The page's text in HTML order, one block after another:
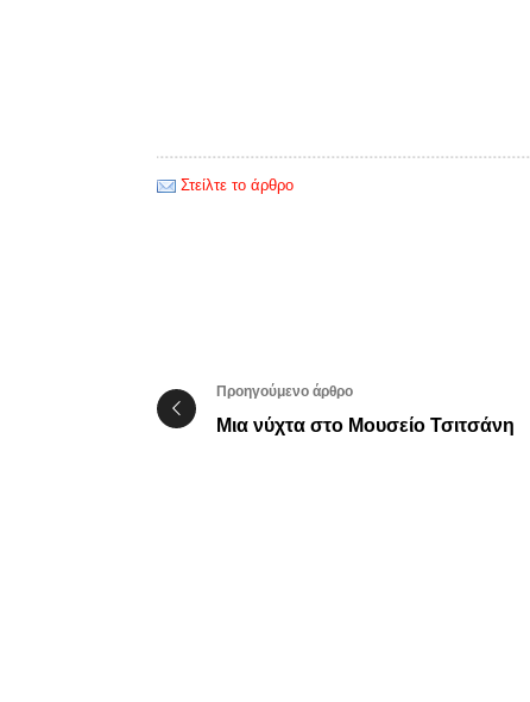
Στείλτε το άρθρο
Προηγούμενο άρθρο
Μια νύχτα στο Μουσείο Τσιτσάνη